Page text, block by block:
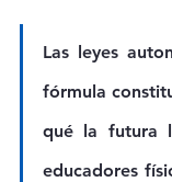
Las leyes
fórmula
qué la futura
educadores